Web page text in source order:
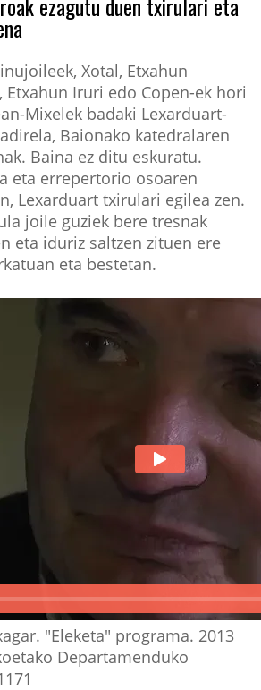
Xotal, Etxahun
Etxahun Iruri edo Copen-ek hori
Mixelek badaki Lexarduart-
Baionako katedralaren
Baina ez ditu eskuratu.
eta errepertorio osoaren
Lexarduart txirulari egilea zen.
joile guziek bere tresnak
eta iduriz saltzen zituen ere
eta bestetan.
"Eleketa" programa. 2013
Departamenduko